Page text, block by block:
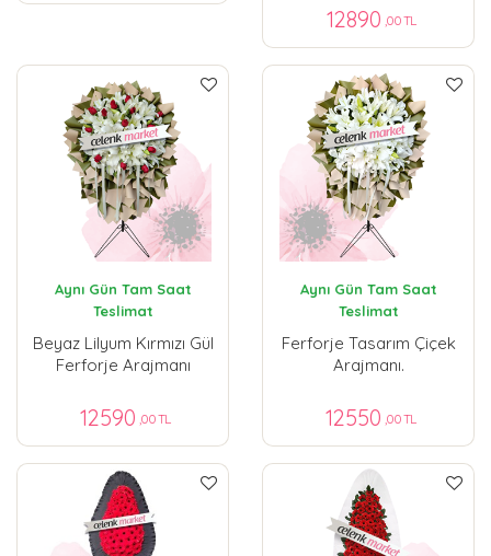
12890 ,00 TL
Aynı Gün Tam Saat
Teslimat
Beyaz Lilyum Kırmızı Gül
Ferforje Arajmanı
12590 ,00 TL
Aynı Gün Tam Saat
Teslimat
Ferforje Tasarım Çiçek
Arajmanı.
12550 ,00 TL